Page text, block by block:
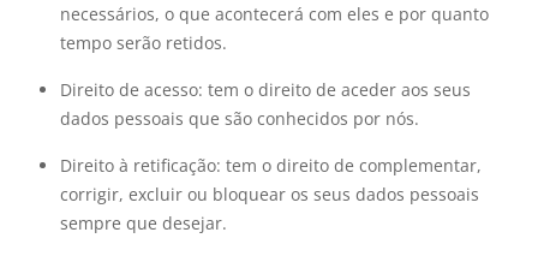
necessários, o que acontecerá com eles e por quanto
tempo serão retidos.
Direito de acesso: tem o direito de aceder aos seus
dados pessoais que são conhecidos por nós.
Direito à retificação: tem o direito de complementar,
corrigir, excluir ou bloquear os seus dados pessoais
sempre que desejar.